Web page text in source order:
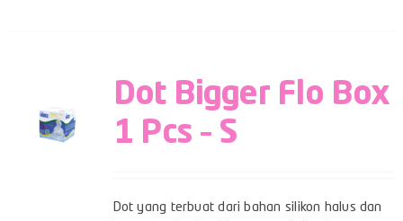
Dot Bigger Flo Box
1 Pcs – S
Dot yang terbuat dari bahan silikon halus dan